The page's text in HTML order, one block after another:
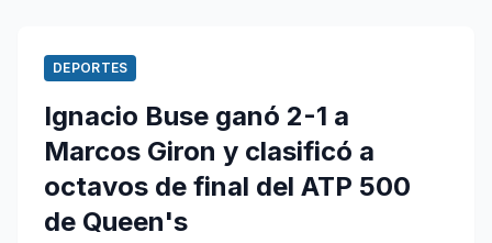
DEPORTES
Ignacio Buse ganó 2-1 a
Marcos Giron y clasificó a
octavos de final del ATP 500
de Queen's